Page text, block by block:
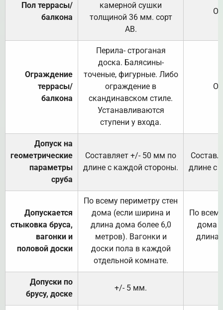
Пол террасы/
балкона
камерной сушки
толщиной 36 мм. сорт
АВ.
Ограждение
террасы/
балкона
Перила- строганая
доска. Балясины-
точеные, фигурные. Либо
ограждение в
скандинавском стиле.
Устанавливаются
ступени у входа.
Допуск на
геометрические
параметры
сруба
Составляет +/- 50 мм по
длине с каждой стороны.
длине с
Допускается
стыковка бруса,
вагонки и
половой доски
По всему периметру стен
дома (если ширина и
длина дома более 6,0
метров). Вагонки и
доски пола в каждой
отдельной комнате.
По
дома
длина
Допуски по
брусу, доске
+/- 5 мм.